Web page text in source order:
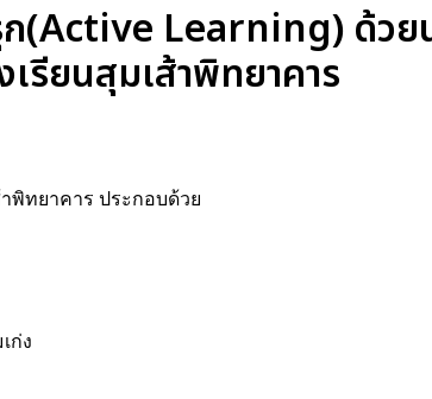
ก(Active Learning) ด้ว
รียนสุมเส้าพิทยาคาร
พิทยาคาร ประกอบด้วย
ก่ง